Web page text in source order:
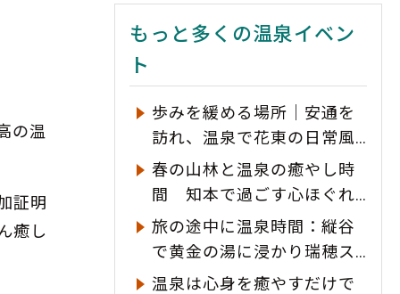
の温
証明
癒し
もっと多くの温泉イベン
ト
歩みを緩める場所｜安通を
訪れ、温泉で花東の日常風
景を集める
春の山林と温泉の癒やし時
間 知本で過ごす心ほぐれ
るひととき
旅の途中に温泉時間：縦谷
で黄金の湯に浸かり瑞穂ス
ローライフを体感
温泉は心身を癒やすだけで